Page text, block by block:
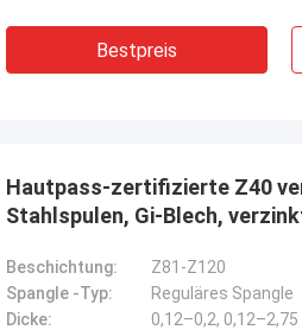
Bestpreis
Hautpass-zertifizierte Z40
Stahlspulen, Gi-Blech,
Beschichtung:
Z81-Z120
Spangle -Typ:
Reguläres Spangle
Dicke:
0,12–0,2,